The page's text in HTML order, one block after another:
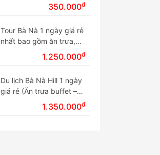
350.000đ
Tour Bà Nà 1 ngày giá rẻ
nhất bao gồm ăn trưa,
1.250.000đ
Du lịch Bà Nà Hill 1 ngày
giá rẻ (Ăn trưa buffet –
Tour ghép đoàn)1.350.000đ